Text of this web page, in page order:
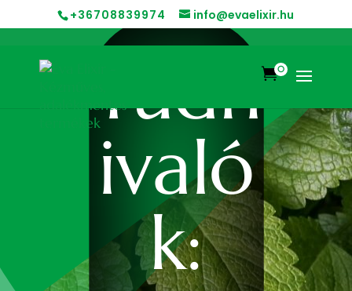
+36708839974 info@evaelixir.hu
0
Tudn
ivaló
k: